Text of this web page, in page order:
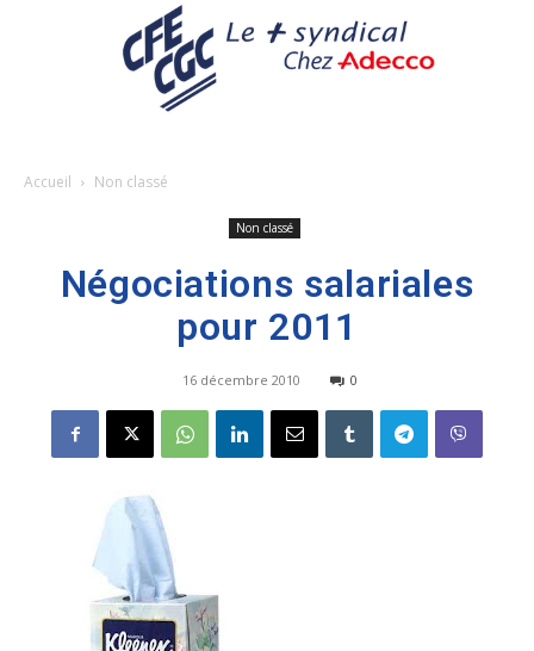
Accueil Non classé
Non classé
Négociations salariales
pour 2011
16 décembre 2010 0